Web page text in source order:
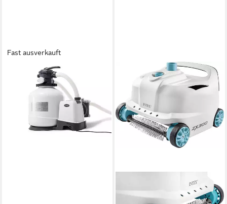
Fast ausverkauft
Pool-Filterpumpe 26652
mtl. in 24 Raten
lieferbar - in 3-4 Werktagen bei dir